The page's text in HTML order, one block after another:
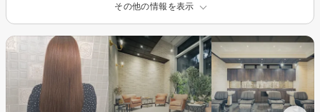
その他の情報を表示